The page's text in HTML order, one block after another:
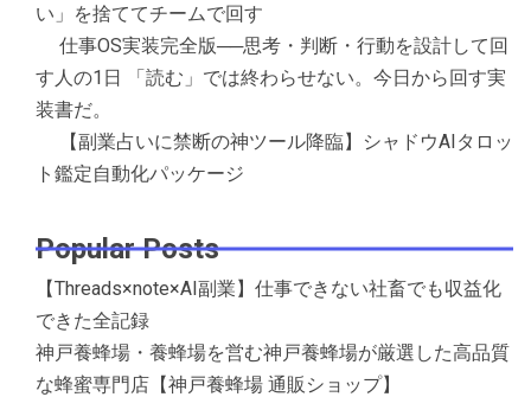
い」を捨ててチームで回す
仕事OS実装完全版──思考・判断・行動を設計して回
す人の1日 「読む」では終わらせない。今日から回す実
装書だ。
【副業占いに禁断の神ツール降臨】シャドウAIタロッ
ト鑑定自動化パッケージ
Popular Posts
【Threads×note×AI副業】仕事できない社畜でも収益化
できた全記録
神戸養蜂場・養蜂場を営む神戸養蜂場が厳選した高品質
な蜂蜜専門店【神戸養蜂場 通販ショップ】